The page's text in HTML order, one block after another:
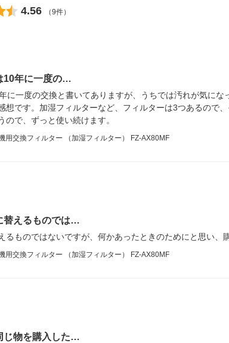
4.56 （9件）
10年に一度の…
に一度の交換と書いてありますが、うちでは汚れが気に
想です。加湿フィルターなど、フィルターは3つあるの
で、ずっと使い続けます。
用交換フィルター （加湿フィルター） FZ-AX80MF
替えるものでは…
るものではないですが、何かあったときのためにと思い、
用交換フィルター （加湿フィルター） FZ-AX80MF
じ物を購入した…